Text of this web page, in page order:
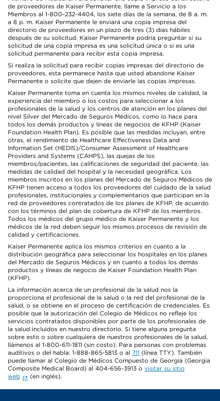
de proveedores de Kaiser Permanente, llame a Servicio a los
Miembros al 1-800-232-4404, los siete días de la semana, de 8 a. m.
a 8 p. m. Kaiser Permanente le enviará una copia impresa del
directorio de proveedores en un plazo de tres (3) días hábiles
después de su solicitud. Kaiser Permanente podría preguntar si su
solicitud de una copia impresa es una solicitud única o si es una
solicitud permanente para recibir esta copia impresa.
Si realiza la solicitud para recibir copias impresas del directorio de
proveedores, esta permanece hasta que usted abandone Kaiser
Permanente o solicite que dejen de enviarle las copias impresas.
Kaiser Permanente toma en cuenta los mismos niveles de calidad, la
experiencia del miembro o los costos para seleccionar a los
profesionales de la salud y los centros de atención en los planes del
nivel Silver del Mercado de Seguros Médicos, como lo hace para
todos los demás productos y líneas de negocios de KFHP (Kaiser
Foundation Health Plan). Es posible que las medidas incluyan, entre
otras, el rendimiento de Healthcare Effectiveness Data and
Information Set (HEDIS)/Consumer Assessment of Healthcare
Providers and Systems (CAHPS), las quejas de los
miembros/pacientes, las calificaciones de seguridad del paciente, las
medidas de calidad del hospital y la necesidad geográfica. Los
miembros inscritos en los planes del Mercado de Seguros Médicos de
KFHP tienen acceso a todos los proveedores del cuidado de la salud
profesionales, institucionales y complementarios que participan en la
red de proveedores contratados de los planes de KFHP, de acuerdo
con los términos del plan de cobertura de KFHP de los miembros.
Todos los médicos del grupo médico de Kaiser Permanente y los
médicos de la red deben seguir los mismos procesos de revisión de
calidad y certificaciones.
Kaiser Permanente aplica los mismos criterios en cuanto a la
distribución geográfica para seleccionar los hospitales en los planes
del Mercado de Seguros Médicos y en cuanto a todos los demás
productos y líneas de negocio de Kaiser Foundation Health Plan
(KFHP).
La información acerca de un profesional de la salud nos la
proporciona el profesional de la salud o la red del profesional de la
salud, o se obtiene en el proceso de certificación de credenciales. Es
posible que la autorización del Colegio de Médicos no refleje los
servicios contratados disponibles por parte de los profesionales de
la salud incluidos en nuestro directorio. Si tiene alguna pregunta
sobre esto o sobre cualquiera de nuestros profesionales de la salud,
llámenos al 1-800-611-1811 (sin costo). Para personas con problemas
auditivos o del habla: 1-888-865-5813 o al 711 (línea TTY). También
puede llamar al Colegio de Médicos Compuesto de Georgia (Georgia
Composite Medical Board) al 404-656-3913 o visitar su sitio
web
(en inglés).